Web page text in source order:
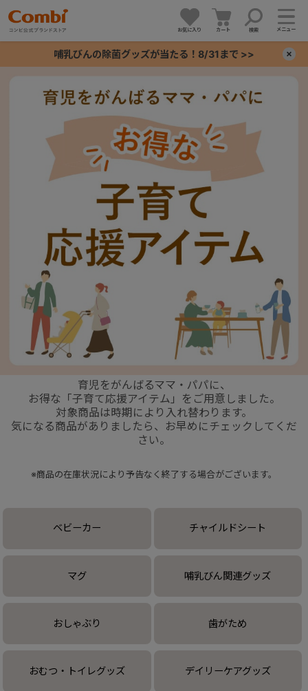
お気に入り カート 検索 メニュー
哺乳びんの除菌グッズが当たる！8/31まで >>
育児をがんばるママ・パパに、
お得な「子育て応援アイテム」をご用意しました。
対象商品は時期により入れ替わります。
気になる商品がありましたら、お早めにチェックしてくだ
さい。
※商品の在庫状況により予告なく終了する場合がございます。
ベビーカー チャイルドシート
マグ 哺乳びん関連グッズ
おしゃぶり 歯がため
おむつ・トイレグッズ デイリーケアグッズ